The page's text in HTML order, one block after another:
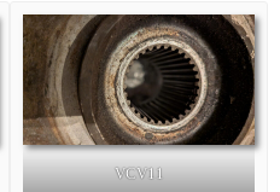
VCV11